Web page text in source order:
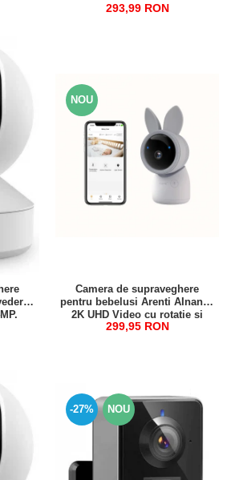
360
notificare pe telefon
293,99 RON
pe
pe
NOU
Camera de supraveghere
pentru bebelusi Arenti AInanny
2K UHD Video cu rotatie si
inclinare
299,95 RON
-27% NOU